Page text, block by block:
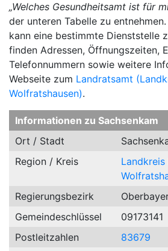
„Welches Gesundheitsamt ist für
der unteren Tabelle zu
kann eine bestimmte Dienststelle
finden Adressen, Öffnungszeiten,
Telefonnummern sowie weitere
Webseite zum Landratsamt
Wolfratshausen).
Informationen zu Sachsenkam
Ort / Stadt
Region / Kreis
Regierungsbezirk
Gemeindeschlüssel
09173141
Postleitzahlen
83679